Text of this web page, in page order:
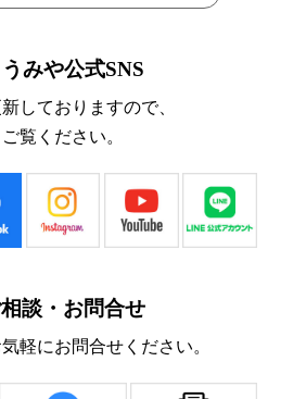
みや公式SNS
しておりますので、
ご覧ください。
談・お問合せ
軽にお問合せください。